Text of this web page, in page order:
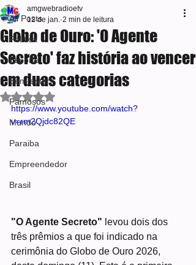
All Posts
Política
Esporte
Bem-estar
Famosos
Mundo
Paraiba
Empreendedor
Brasil
Globo de Ouro: 'O Agente
Secreto' faz história ao vencer
em duas categorias
amgwebradioetv
12 de jan. 2 min de leitura
Avaliado com NaN de 5 estrelas.
https://www.youtube.com/watch?
v=rm2Qjdc82QE
"O Agente Secreto" levou dois dos
três prêmios a que foi indicado na
cerimônia do Globo de Ouro 2026,